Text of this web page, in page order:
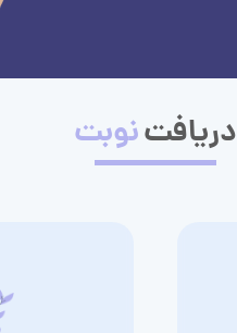
دریافتنوبت